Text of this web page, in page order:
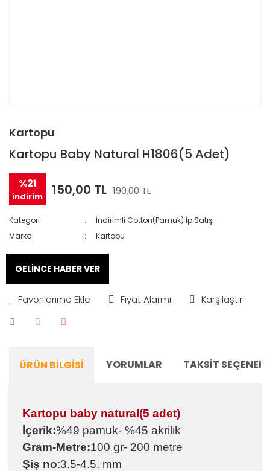
Kartopu
Kartopu Baby Natural H1806(5 Adet)
%21
indirim 150,00 TL 190,00 TL
Kategori
İndirimli Cotton(Pamuk) İp Satışı
Marka
Kartopu
GELİNCE HABER VER
Fiyat Alarmı Karşılaştır
ÜRÜN BILGISI YORUMLAR TAKSIT
Kartopu baby natural(5 adet)
İçerik:%49 pamuk- %45 akrilik
Gram-Metre:100 gr- 200 metre
Şiş no:3.5-4.5. mm